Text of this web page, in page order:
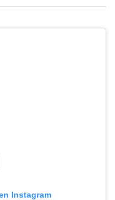
Instagram